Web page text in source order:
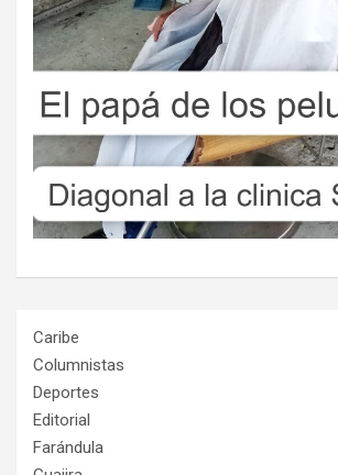
Caribe
Columnistas
Deportes
Editorial
Farándula